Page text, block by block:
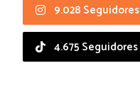
9.028 Seguidores
4.675 Seguidores